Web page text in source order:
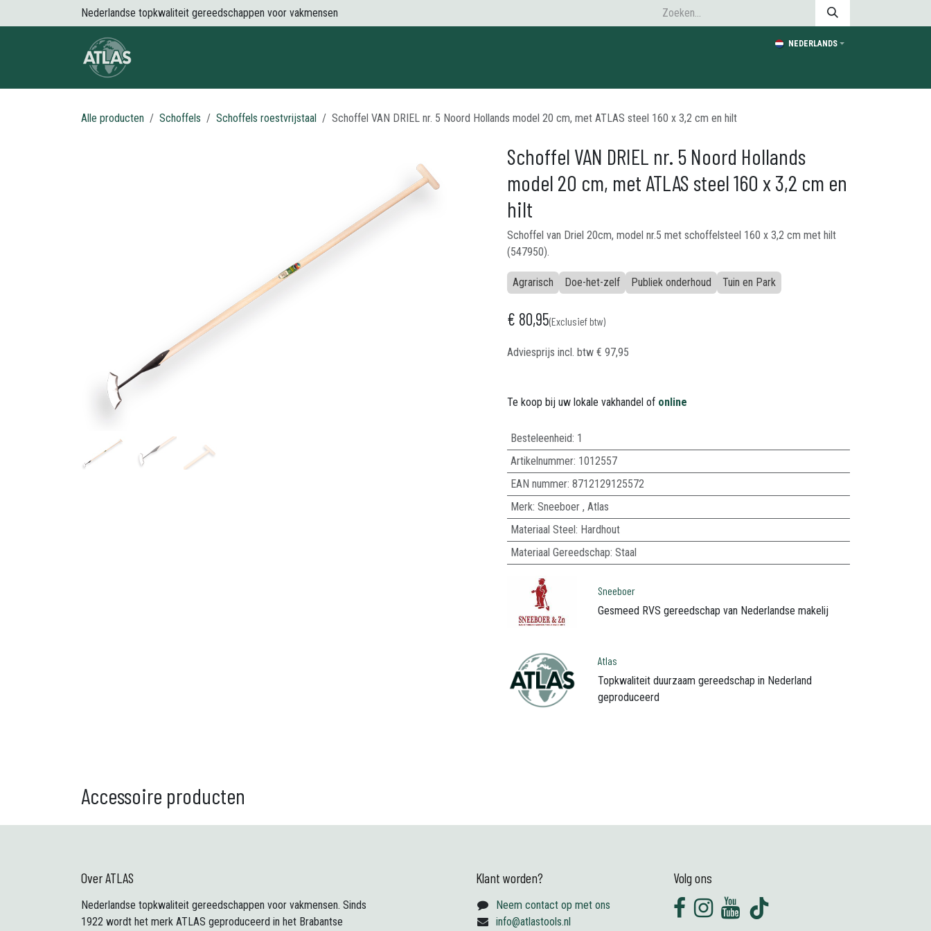
Overslaan naar inhoudNederlandse topkwaliteit gereedschappen voor vakmensen
NEDERLANDS
Alle producten Schoffels Schoffels roestvrijstaal Schoffel VAN DRIEL nr. 5 Noord Hollands model 20 cm, met ATLAS steel 160 x 3,2 cm en hilt
Schoffel VAN DRIEL nr. 5 Noord Hollands
model 20 cm, met ATLAS steel 160 x 3,2 cm en
hilt
Schoffel van Driel 20cm, model nr.5 met schoffelsteel 160 x 3,2 cm met hilt
(547950).
Agrarisch Doe-het-zelf Publiek onderhoud Tuin en Park
€ 80,95(Exclusief btw)
Adviesprijs incl. btw € 97,95
Te koop bij uw lokale vakhandel of online
Besteleenheid: 1
Artikelnummer: 1012557
EAN nummer: 8712129125572
Merk: Sneeboer, Atlas
Materiaal Steel: Hardhout
Materiaal Gereedschap: Staal
Sneeboer
Gesmeed RVS gereedschap van Nederlandse makelij
Atlas
Topkwaliteit duurzaam gereedschap in Nederland
geproduceerd
Accessoire producten
Over ATLAS
Nederlandse topkwaliteit gereedschappen voor vakmensen. Sinds
1922 wordt het merk ATLAS geproduceerd in het Brabantse
Klant worden?
Neem contact op met ons
info@atlastools.nl
Volg ons